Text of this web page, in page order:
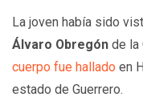
La joven había sido
Álvaro Obregón de la
cuerpo fue hallado en
estado de Guerrero.